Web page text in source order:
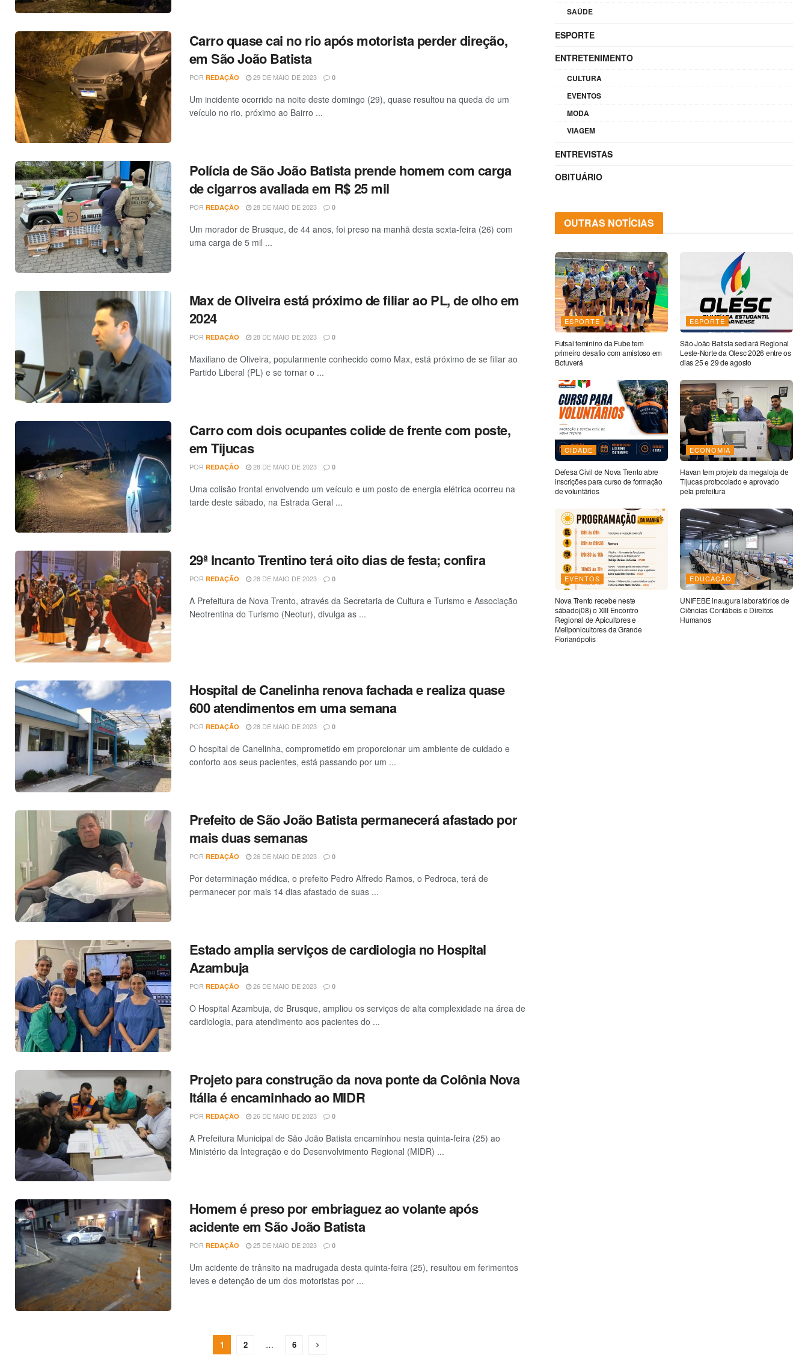
Carro quase cai no rio após motorista perder direção,
em São João Batista
POR REDAÇÃO 29 DE MAIO DE 2023 0
Um incidente ocorrido na noite deste domingo (29), quase resultou na queda de um
veículo no rio, próximo ao Bairro ...
Polícia de São João Batista prende homem com carga
de cigarros avaliada em R$ 25 mil
POR REDAÇÃO 28 DE MAIO DE 2023 0
Um morador de Brusque, de 44 anos, foi preso na manhã desta sexta-feira (26) com
uma carga de 5 mil ...
Max de Oliveira está próximo de filiar ao PL, de olho em
2024
POR REDAÇÃO 28 DE MAIO DE 2023 0
Maxiliano de Oliveira, popularmente conhecido como Max, está próximo de se filiar ao
Partido Liberal (PL) e se tornar o ...
Carro com dois ocupantes colide de frente com poste,
em Tijucas
POR REDAÇÃO 28 DE MAIO DE 2023 0
Uma colisão frontal envolvendo um veículo e um posto de energia elétrica ocorreu na
tarde deste sábado, na Estrada Geral ...
29ª Incanto Trentino terá oito dias de festa; confira
POR REDAÇÃO 28 DE MAIO DE 2023 0
A Prefeitura de Nova Trento, através da Secretaria de Cultura e Turismo e Associação
Neotrentina do Turismo (Neotur), divulga as ...
Hospital de Canelinha renova fachada e realiza quase
600 atendimentos em uma semana
POR REDAÇÃO 28 DE MAIO DE 2023 0
O hospital de Canelinha, comprometido em proporcionar um ambiente de cuidado e
conforto aos seus pacientes, está passando por um ...
Prefeito de São João Batista permanecerá afastado por
mais duas semanas
POR REDAÇÃO 26 DE MAIO DE 2023 0
Por determinação médica, o prefeito Pedro Alfredo Ramos, o Pedroca, terá de
permanecer por mais 14 dias afastado de suas ...
Estado amplia serviços de cardiologia no Hospital
Azambuja
POR REDAÇÃO 26 DE MAIO DE 2023 0
O Hospital Azambuja, de Brusque, ampliou os serviços de alta complexidade na área de
cardiologia, para atendimento aos pacientes do ...
Projeto para construção da nova ponte da Colônia Nova
Itália é encaminhado ao MIDR
POR REDAÇÃO 26 DE MAIO DE 2023 0
A Prefeitura Municipal de São João Batista encaminhou nesta quinta-feira (25) ao
Ministério da Integração e do Desenvolvimento Regional (MIDR) ...
Homem é preso por embriaguez ao volante após
acidente em São João Batista
POR REDAÇÃO 25 DE MAIO DE 2023 0
Um acidente de trânsito na madrugada desta quinta-feira (25), resultou em ferimentos
leves e detenção de um dos motoristas por ...
1 2 … 6
SAÚDE
ESPORTE
ENTRETENIMENTO
CULTURA
EVENTOS
MODA
VIAGEM
ENTREVISTAS
OBITUÁRIO
OUTRAS NOTÍCIAS
ESPORTE
Futsal feminino da Fube tem
primeiro desafio com amistoso em
Botuverá
ESPORTE
São João Batista sediará Regional
Leste-Norte da Olesc 2026 entre os
dias 25 e 29 de agosto
CIDADE
Defesa Civil de Nova Trento abre
inscrições para curso de formação
de voluntários
ECONOMIA
Havan tem projeto da megaloja de
Tijucas protocolado e aprovado
pela prefeitura
EVENTOS
Nova Trento recebe neste
sábado(08) o XIII Encontro
Regional de Apicultores e
Meliponicultores da Grande
Florianópolis
EDUCAÇÃO
UNIFEBE inaugura laboratórios de
Ciências Contábeis e Direitos
Humanos